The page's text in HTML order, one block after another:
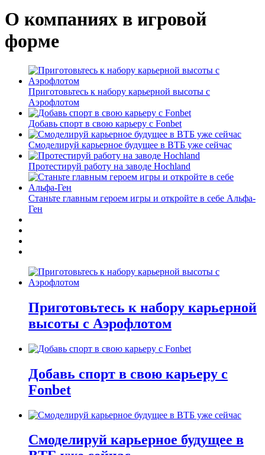
О компаниях в игровой
форме
Приготовьтесь к набору карьерной высоты с
Аэрофлотом
Добавь спорт в свою карьеру с Fonbet
Смоделируй карьерное будущее в ВТБ уже сейчас
Протестируй работу на заводе Hochland
Станьте главным героем игры и откройте в себе Альфа-
Ген
Приготовьтесь к набору карьерной
высоты с Аэрофлотом
Добавь спорт в свою карьеру с
Fonbet
Смоделируй карьерное будущее в